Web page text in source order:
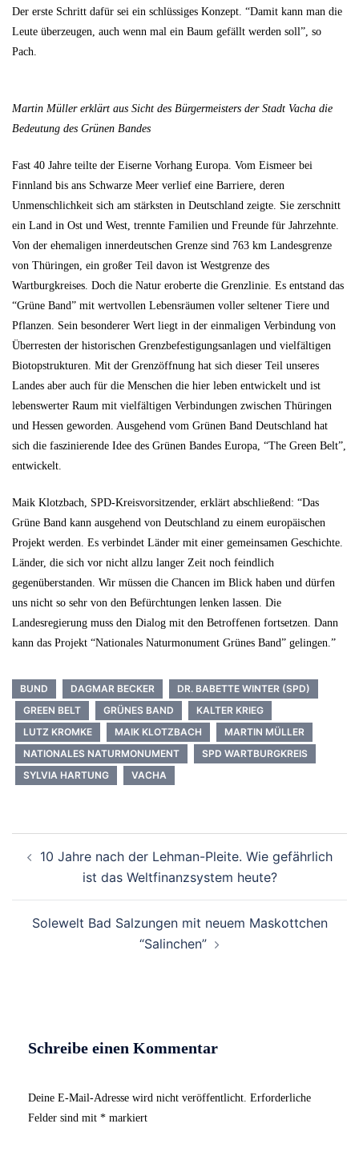
Der erste Schritt dafür sei ein schlüssiges Konzept. “Damit kann man die
Leute überzeugen, auch wenn mal ein Baum gefällt werden soll”, so
Pach.
Martin Müller erklärt aus Sicht des Bürgermeisters der Stadt Vacha die
Bedeutung des Grünen Bandes
Fast 40 Jahre teilte der Eiserne Vorhang Europa. Vom Eismeer bei
Finnland bis ans Schwarze Meer verlief eine Barriere, deren
Unmenschlichkeit sich am stärksten in Deutschland zeigte. Sie zerschnitt
ein Land in Ost und West, trennte Familien und Freunde für Jahrzehnte.
Von der ehemaligen innerdeutschen Grenze sind 763 km Landesgrenze
von Thüringen, ein großer Teil davon ist Westgrenze des
Wartburgkreises. Doch die Natur eroberte die Grenzlinie. Es entstand das
“Grüne Band” mit wertvollen Lebensräumen voller seltener Tiere und
Pflanzen. Sein besonderer Wert liegt in der einmaligen Verbindung von
Überresten der historischen Grenzbefestigungsanlagen und vielfältigen
Biotopstrukturen. Mit der Grenzöffnung hat sich dieser Teil unseres
Landes aber auch für die Menschen die hier leben entwickelt und ist
lebenswerter Raum mit vielfältigen Verbindungen zwischen Thüringen
und Hessen geworden. Ausgehend vom Grünen Band Deutschland hat
sich die faszinierende Idee des Grünen Bandes Europa, “The Green Belt”,
entwickelt.
Maik Klotzbach, SPD-Kreisvorsitzender, erklärt abschließend: “Das
Grüne Band kann ausgehend von Deutschland zu einem europäischen
Projekt werden. Es verbindet Länder mit einer gemeinsamen Geschichte.
Länder, die sich vor nicht allzu langer Zeit noch feindlich
gegenüberstanden. Wir müssen die Chancen im Blick haben und dürfen
uns nicht so sehr von den Befürchtungen lenken lassen. Die
Landesregierung muss den Dialog mit den Betroffenen fortsetzen. Dann
kann das Projekt “Nationales Naturmonument Grünes Band” gelingen.”
BUND DAGMAR BECKER
DR. BABETTE WINTER (SPD)
GREEN BELT
GRÜNES BAND
KALTER KRIEG
LUTZ KROMKE
MAIK KLOTZBACH
MARTIN MÜLLER
NATIONALES NATURMONUMENT
SPD WARTBURGKREIS
SYLVIA HARTUNG
VACHA
Navigation
10 Jahre nach der Lehman-Pleite. Wie gefährlich
ist das Weltfinanzsystem heute?
Solewelt Bad Salzungen mit neuem Maskottchen
“Salinchen”
Schreibe einen Kommentar
Deine E-Mail-Adresse wird nicht veröffentlicht. Erforderliche
Felder sind mit * markiert